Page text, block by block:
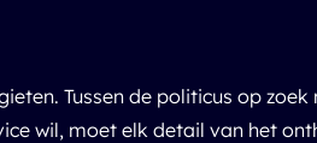
Tussen de politicus op
wil, moet elk detail van het